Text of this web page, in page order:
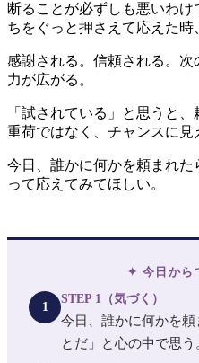
断ることが必ずしも悪いわ
ちをぐっと押さえて応えた時
感謝される。信頼される。
力が広がる。
「試されている」と思うと
重荷ではなく、チャンスに見
今日、誰かに何かを頼まれ
って応えてみてほしい。
✦ 今日から
1
STEP 1（気づく）
今日、誰かに何かを
とだ」と心の中で思う